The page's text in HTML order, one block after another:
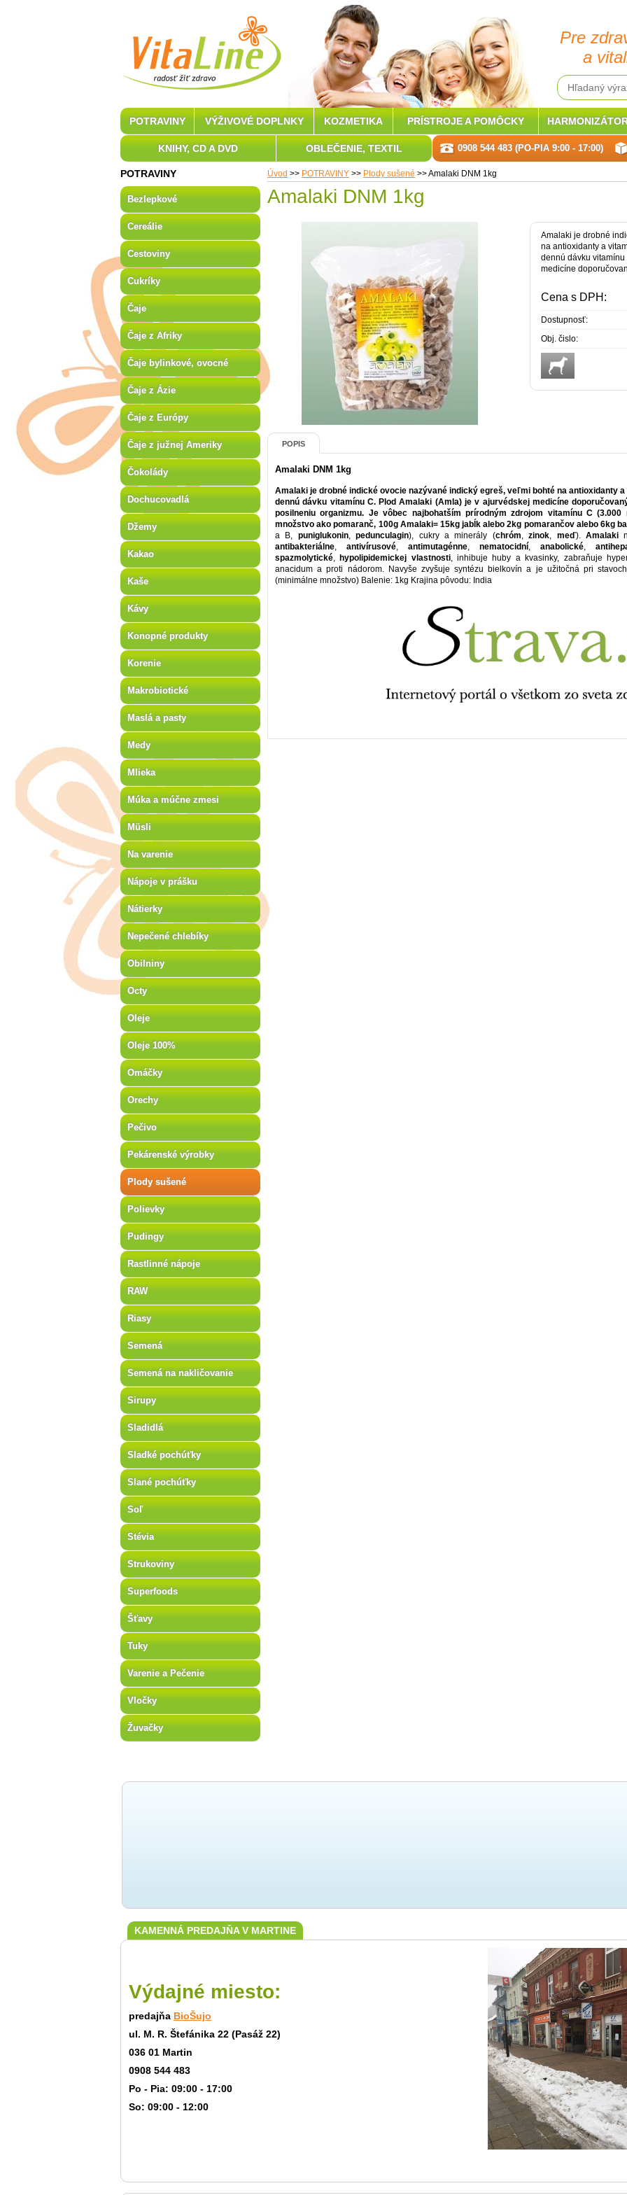
Pre
a
Úvod >> POTRAVINY >> Plody sušené >>Amalaki DNM 1kg
Amalaki DNM 1kg
Amalaki je drobné
na antioxidanty a
dennú dávku
medicíne
Cena s DPH:
Dostupnosť:
Obj. čislo:
POPIS
Amalaki DNM 1kg
Amalaki je drobné indické ovocie nazývané indický egreš, veľmi bohté na antioxidanty
dennú dávku vitamínu C. Plod Amalaki (Amla) je v ajurvédskej medicíne
posilneniu organizmu. Je vôbec najbohatším prírodným zdrojom vitamínu C
množstvo ako pomaranč, 100g Amalaki= 15kg jabĺk alebo 2kg pomarančov alebo 6kg
a B, puniglukonin,pedunculagin), cukry a minerály (chróm,zinok, meď). Amalaki
antibakteriálne, antivírusové, antimutagénne, nematocidní, anabolické,
spazmolytické, hypolipidemickej vlastnosti, inhibuje huby a kvasinky, zabraňuje
anacidum a proti nádorom. Navyše zvyšuje syntézu bielkovín a je užitočná pri
(minimálne množstvo) Balenie: 1kg Krajina pôvodu: India
POTRAVINY
Bezlepkové
Cereálie
Cestoviny
Cukríky
Čaje
Čaje z Afriky
Čaje bylinkové, ovocné
Čaje z Ázie
Čaje z Európy
Čaje z južnej Ameriky
Čokolády
Dochucovadlá
Džemy
Kakao
Kaše
Kávy
Konopné produkty
Korenie
Makrobiotické
Maslá a pasty
Medy
Mlieka
Múka a múčne zmesi
Müsli
Na varenie
Nápoje v prášku
Nátierky
Nepečené chlebíky
Obilniny
Octy
Oleje
Oleje 100%
Omáčky
Orechy
Pečivo
Pekárenské výrobky
Plody sušené
Polievky
Pudingy
Rastlinné nápoje
RAW
Riasy
Semená
Semená na nakličovanie
Sirupy
Sladidlá
Sladké pochúťky
Slané pochúťky
Soľ
Stévia
Strukoviny
Superfoods
Šťavy
Tuky
Varenie a Pečenie
Vločky
Žuvačky
KAMENNÁ PREDAJŇA V MARTINE
Výdajné miesto:
predajňa BioŠujo
ul. M. R. Štefánika 22 (Pasáž 22)
036 01 Martin
0908 544 483
Po - Pia: 09:00 - 17:00
So: 09:00 - 12:00
POTRAVINY VÝŽIVOVÉ DOPLNKY KOZMETIKA PRÍSTROJE A POMÔCKY
KNIHY, CD A DVD OBLEČENIE, TEXTIL 0908 544 483 (PO-PIA 9:00 - 17:00)